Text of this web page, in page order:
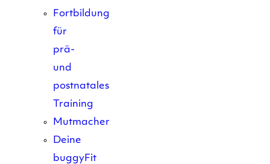
Fortbildung
für
prä-
und
postnatales
Training
Mutmacher
Deine
buggyFit